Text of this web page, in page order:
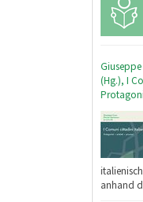
(Hg.), I
anhand